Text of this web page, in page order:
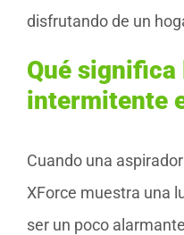
disfrutando de un
Qué
intermitente
Cuando una
XForce muestra una
ser un poco